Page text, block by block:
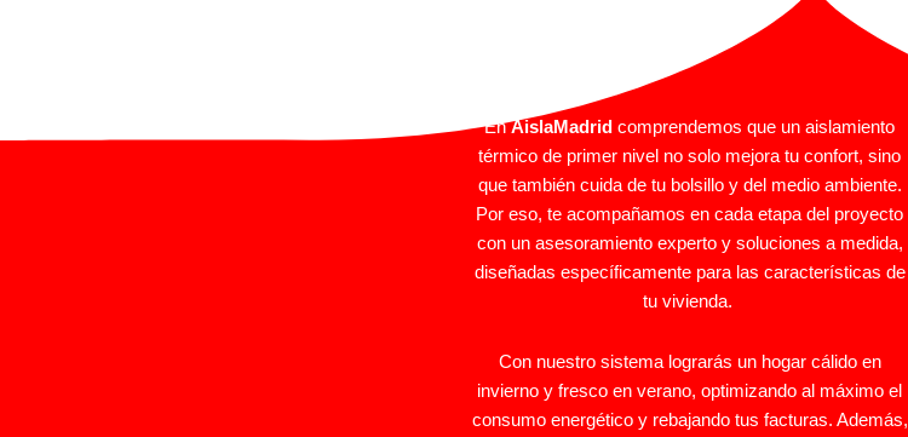
EnAislaMadrid comprendemos que un aislamiento
térmico de primer nivel no solo mejora tu confort, sino
que también cuida de tu bolsillo y del medio ambiente.
Por eso, te acompañamos en cada etapa del proyecto
con un asesoramiento experto y soluciones a medida,
diseñadas específicamente para las características de
tu vivienda.
Con nuestro sistema lograrás un hogar cálido en
invierno y fresco en verano, optimizando al máximo el
consumo energético y rebajando tus facturas. Además,